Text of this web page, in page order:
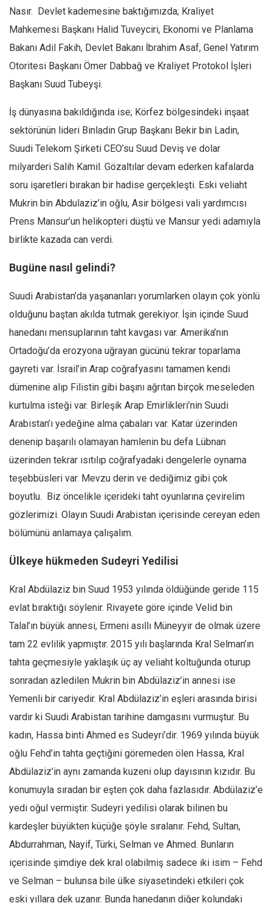
Nasır. Devlet kademesine baktığımızda; Kraliyet
Mahkemesi Başkanı Halid Tuveyciri, Ekonomi ve Planlama
Bakanı Adil Fakih, Devlet Bakanı İbrahim Asaf, Genel Yatırım
Otoritesi Başkanı Ömer Dabbağ ve Kraliyet Protokol İşleri
Başkanı Suud Tubeyşi.
İş dünyasına bakıldığında ise; Körfez bölgesindeki inşaat
sektörünün lideri Binladin Grup Başkanı Bekir bin Ladin,
Suudi Telekom Şirketi CEO’su Suud Deviş ve dolar
milyarderi Salih Kamil. Gözaltılar devam ederken kafalarda
soru işaretleri bırakan bir hadise gerçekleşti. Eski veliaht
Mukrin bin Abdulaziz’in oğlu, Asir bölgesi vali yardımcısı
Prens Mansur’un helikopteri düştü ve Mansur yedi adamıyla
birlikte kazada can verdi.
Bugüne nasıl gelindi?
Suudi Arabistan’da yaşananları yorumlarken olayın çok yönlü
olduğunu baştan akılda tutmak gerekiyor. İşin içinde Suud
hanedanı mensuplarının taht kavgası var. Amerika’nın
Ortadoğu’da erozyona uğrayan gücünü tekrar toparlama
gayreti var. İsrail’in Arap coğrafyasını tamamen kendi
dümenine alıp Filistin gibi başını ağrıtan birçok meseleden
kurtulma isteği var. Birleşik Arap Emirlikleri’nin Suudi
Arabistan’ı yedeğine alma çabaları var. Katar üzerinden
denenip başarılı olamayan hamlenin bu defa Lübnan
üzerinden tekrar ısıtılıp coğrafyadaki dengelerle oynama
teşebbüsleri var. Mevzu derin ve dediğimiz gibi çok
boyutlu. Biz öncelikle içerideki taht oyunlarına çevirelim
gözlerimizi. Olayın Suudi Arabistan içerisinde cereyan eden
bölümünü anlamaya çalışalım.
Ülkeye hükmeden Sudeyri Yedilisi
Kral Abdülaziz bin Suud 1953 yılında öldüğünde geride 115
evlat bıraktığı söylenir. Rivayete göre içinde Velid bin
Talal’ın büyük annesi, Ermeni asıllı Müneyyir de olmak üzere
tam 22 evlilik yapmıştır. 2015 yılı başlarında Kral Selman’ın
tahta geçmesiyle yaklaşık üç ay veliaht koltuğunda oturup
sonradan azledilen Mukrin bin Abdülaziz’in annesi ise
Yemenli bir cariyedir. Kral Abdülaziz’in eşleri arasında birisi
vardır ki Suudi Arabistan tarihine damgasını vurmuştur. Bu
kadın, Hassa binti Ahmed es Sudeyri’dir. 1969 yılında büyük
oğlu Fehd’in tahta geçtiğini göremeden ölen Hassa, Kral
Abdülaziz’in aynı zamanda kuzeni olup dayısının kızıdır. Bu
konumuyla sıradan bir eşten çok daha fazlasıdır. Abdülaziz’e
yedi oğul vermiştir. Sudeyri yedilisi olarak bilinen bu
kardeşler büyükten küçüğe şöyle sıralanır. Fehd, Sultan,
Abdurrahman, Nayif, Türki, Selman ve Ahmed. Bunların
içerisinde şimdiye dek kral olabilmiş sadece iki isim – Fehd
ve Selman – bulunsa bile ülke siyasetindeki etkileri çok
eski yıllara dek uzanır. Bunda hanedanın diğer kolundaki